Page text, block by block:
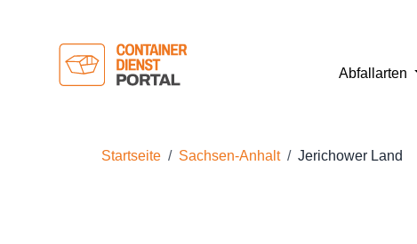
Abfallarten
Startseite Sachsen-Anhalt Jerichower Land